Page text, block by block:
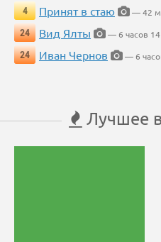
4
Принят в стаю
— 42
24
Вид Ялты
— 6 часов
24
Иван Чернов — 6
Лучшее